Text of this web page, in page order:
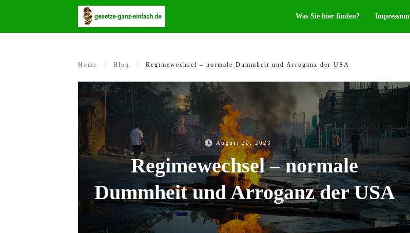
Was Sie hier finden? Impressum
Home Blog Regimewechsel – normale Dummheit und Arroganz der USA
August 20, 2023
Regimewechsel – normale
Dummheit und Arroganz der USA